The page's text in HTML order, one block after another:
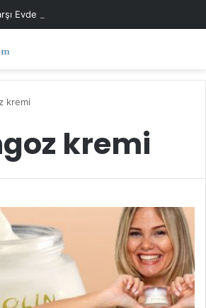
Evde Maske Önerileri
kremi
kremi